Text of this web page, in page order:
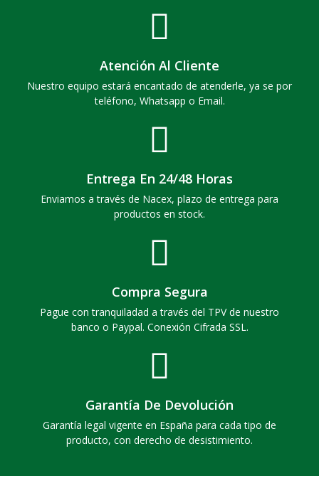
Atención Al Cliente
Nuestro equipo estará encantado de atenderle, ya se por
teléfono, Whatsapp o Email.
Entrega En 24/48 Horas
Enviamos a través de Nacex, plazo de entrega para
productos en stock.
Compra Segura
Pague con tranquiladad a través del TPV de nuestro
banco o Paypal. Conexión Cifrada SSL.
Garantía De Devolución
Garantía legal vigente en España para cada tipo de
producto, con derecho de desistimiento.